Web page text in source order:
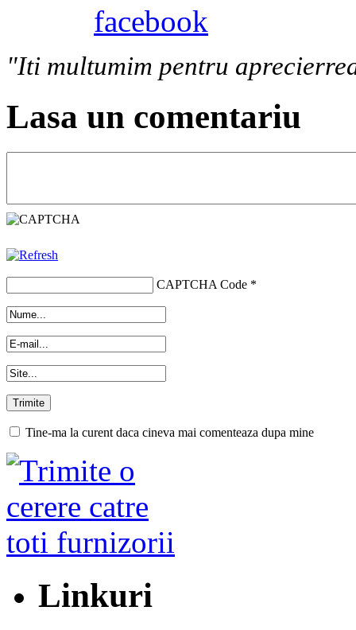
"Iti multumim pentru
Lasa un comentariu
CAPTCHA Code *
Tine-ma la curent daca cineva mai comenteaza dupa mine
Linkuri